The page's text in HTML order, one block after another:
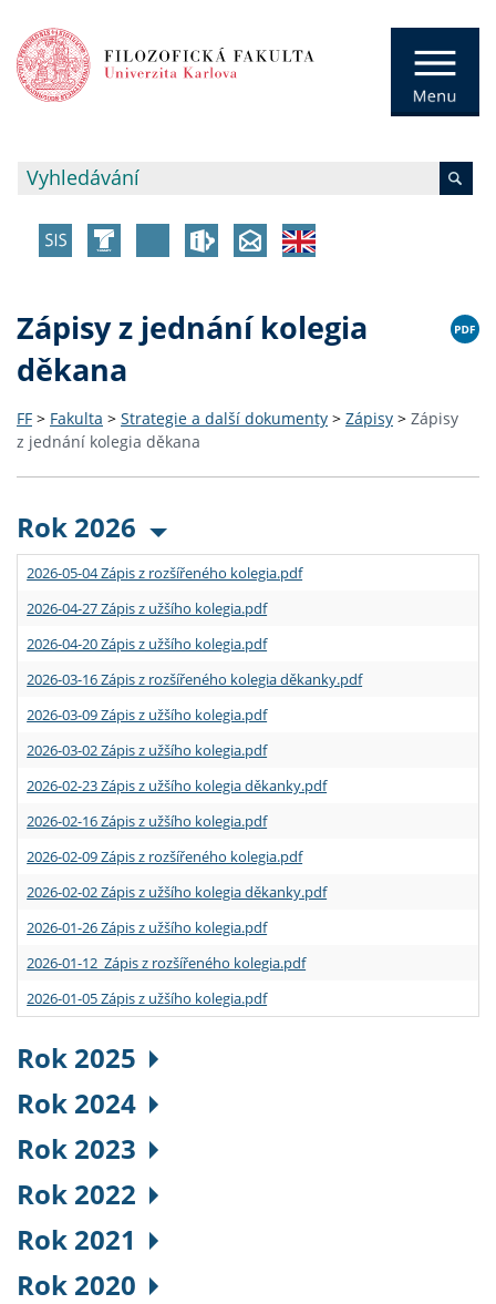
Zápisy z jednání kolegia
děkana
FF > Fakulta > Strategie a další dokumenty > Zápisy > Zápisy
z jednání kolegia děkana
Rok 2026
2026-05-04 Zápis z rozšířeného kolegia.pdf
2026-04-27 Zápis z užšího kolegia.pdf
2026-04-20 Zápis z užšího kolegia.pdf
2026-03-16 Zápis z rozšířeného kolegia děkanky.pdf
2026-03-09 Zápis z užšího kolegia.pdf
2026-03-02 Zápis z užšího kolegia.pdf
2026-02-23 Zápis z užšího kolegia děkanky.pdf
2026-02-16 Zápis z užšího kolegia.pdf
2026-02-09 Zápis z rozšířeného kolegia.pdf
2026-02-02 Zápis z užšího kolegia děkanky.pdf
2026-01-26 Zápis z užšího kolegia.pdf
2026-01-12 Zápis z rozšířeného kolegia.pdf
2026-01-05 Zápis z užšího kolegia.pdf
Rok 2025
Rok 2024
Rok 2023
Rok 2022
Rok 2021
Rok 2020